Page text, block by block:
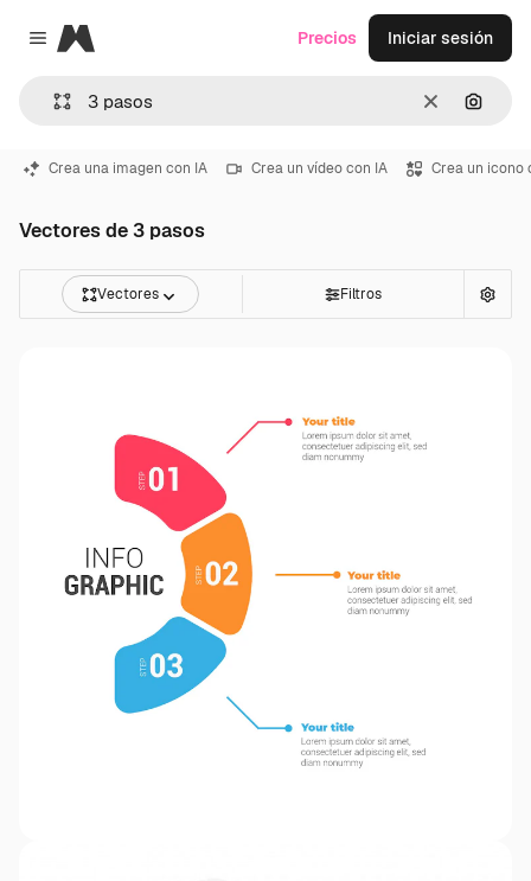
Close menu
Magnific
Borrar
Precios Iniciar sesión
Crea una imagen con IA Crea un vídeo con IA Crea un icono
Vectores de 3 pasos
Vectores Filtros